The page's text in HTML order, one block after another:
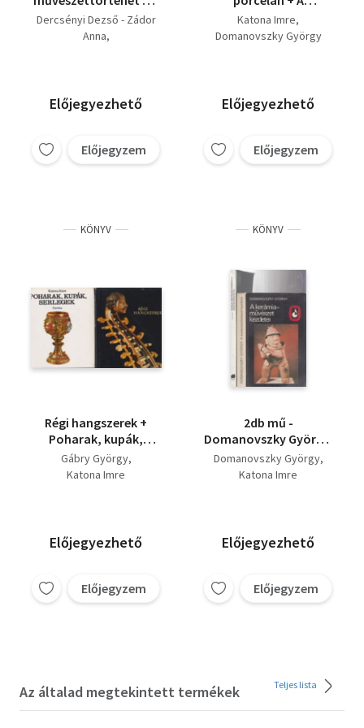
reneszánsz Itáliában +
A művészetek
porcelán + A
kerámiaművészet
Dercsényi Dezső - Zádor
Anna
Katona Imre
Előjegyezhető
Előjegyzem
kerámiaművészet
kezdetei (két mű)
Katona Imre
Domanovszky György
Előjegyezhető
Előjegyzem
KÖNYV
Régi hangszerek +
Poharak, kupák,
serlegek (2 db)
Gábry György
Katona Imre
Előjegyezhető
Előjegyzem
KÖNYV
2db mű -
Domanovszky György:
A kerámiaművészet
kezdetei + Katona
Domanovszky György
Katona Imre
Előjegyezhető
Előjegyzem
Az általad megtekintett termékek Teljes lista